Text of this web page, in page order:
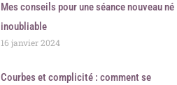
Mes conseils pour une séance nouveau né
inoubliable
16 janvier 2024
Courbes et complicité : comment se